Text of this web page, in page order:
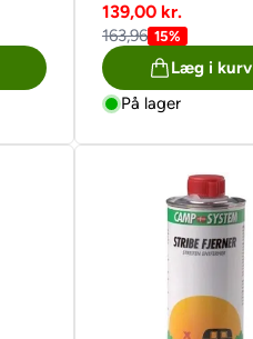
139,00 kr.
163,96 15%
Læg i kurv
På lager